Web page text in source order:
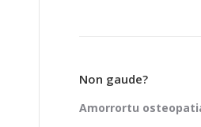
Non gaude?
Amorrortu